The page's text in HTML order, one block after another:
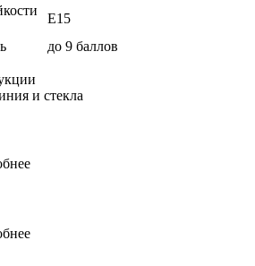
Е15
до 9 баллов
и стекла